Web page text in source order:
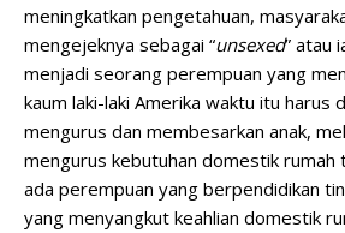
meningkatkan pengetahuan,
mengejeknya sebagai “unsexed” atau
menjadi seorang perempuan yang
kaum laki-laki Amerika waktu itu harus
mengurus dan membesarkan anak,
mengurus kebutuhan domestik rumah
ada perempuan yang berpendidikan
yang menyangkut keahlian domestik